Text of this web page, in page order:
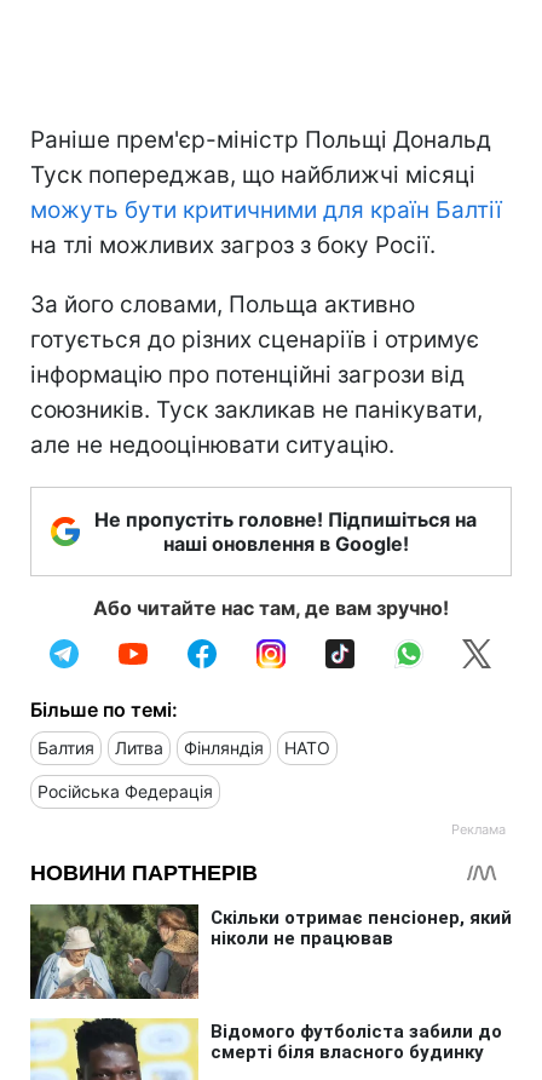
Раніше прем'єр-міністр Польщі Дональд
Туск попереджав, що найближчі місяці
можуть бути критичними для країн Балтії
на тлі можливих загроз з боку Росії.
За його словами, Польща активно
готується до різних сценаріїв і отримує
інформацію про потенційні загрози від
союзників. Туск закликав не панікувати,
але не недооцінювати ситуацію.
Не пропустіть головне! Підпишіться на
наші оновлення в Google!
Або читайте нас там, де вам зручно!
Більше по темі:
Балтия Литва Фінляндія НАТО
Російська Федерація